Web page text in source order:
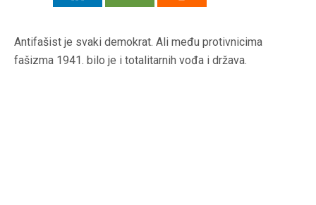
Antifašist je svaki demokrat. Ali među protivnicima
fašizma 1941. bilo je i totalitarnih vođa i država.